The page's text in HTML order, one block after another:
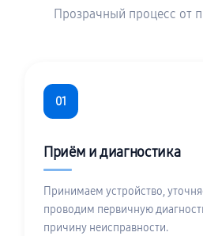
Прозрачный процесс от
01
Приём и диагностика
Принимаем устройство,
проводим первичную
причину неисправности.